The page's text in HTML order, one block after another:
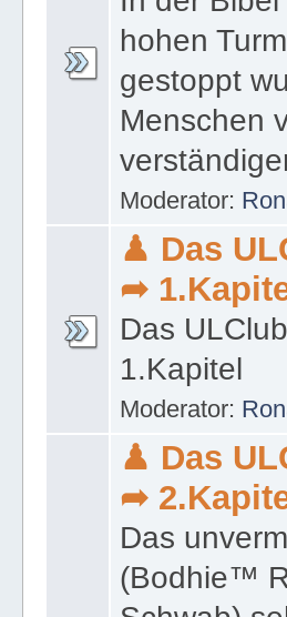
Menschen
Moderator:
♟ Das
➦
Das
1.Kapitel
Moderator:
♟ Das
➦
Das
(Bodhie™
Schwab)